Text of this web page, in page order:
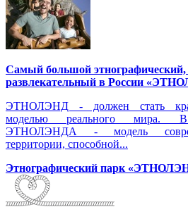
Самый большой этнографический,
развлекательный в России
ЭТНОЛЭНД - должен стать
моделью реального мира.
ЭТНОЛЭНДА - модель
территории, способной...
Этнографический парк